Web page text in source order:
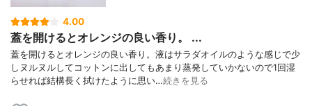
4.00
蓋を開けるとオレンジの良い香り。 ...
蓋を開けるとオレンジの良い香り。液はサラダオイルのような感じで少
しヌルヌルしてコットンに出してもあまり蒸発していかないので1回湿
らせれば結構長く拭けたように思い…続きを見る